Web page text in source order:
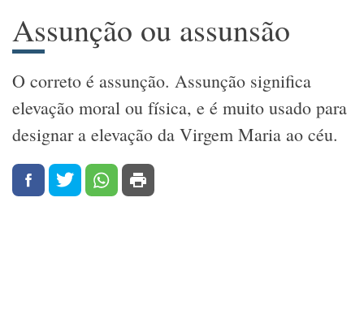
Assunção ou assunsão
O correto é assunção. Assunção significa
elevação moral ou física, e é muito usado para
designar a elevação da Virgem Maria ao céu.